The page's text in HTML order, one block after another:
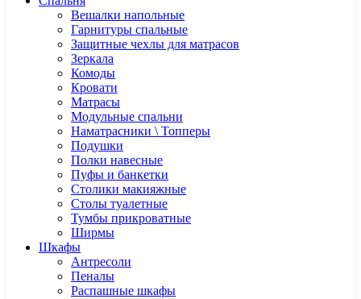
Вешалки напольные
Гарнитуры спальные
Защитные чехлы для матрасов
Зеркала
Комоды
Кровати
Матрасы
Модульные спальни
Наматрасники \ Топперы
Подушки
Полки навесные
Пуфы и банкетки
Столики макияжные
Столы туалетные
Тумбы прикроватные
Ширмы
Шкафы
Антресоли
Пеналы
Распашные шкафы